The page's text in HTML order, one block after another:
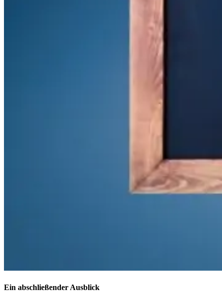
Ein abschließender Ausblick